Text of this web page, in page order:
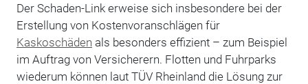
Der Schaden-Link erweise sich insbesondere bei der
Erstellung von Kostenvoranschlägen für
Kaskoschäden als besonders effizient – zum Beispiel
im Auftrag von Versicherern. Flotten und Fuhrparks
wiederum können laut TÜV Rheinland die Lösung zur